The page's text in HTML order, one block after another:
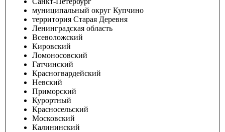
муниципальный округ Купчино
территория Старая Деревня
Ленинградская область
Всеволожский
Кировский
Ломоносовский
Гатчинский
Красногвардейский
Невский
Приморский
Курортный
Красносельский
Московский
Калининский